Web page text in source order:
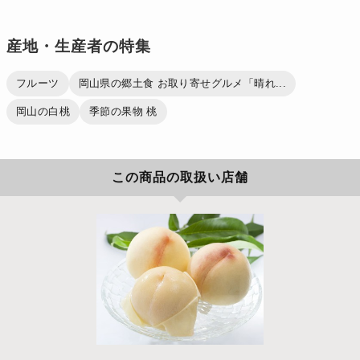
産地・生産者の特集
フルーツ 岡山県の郷土食 お取り寄せグルメ「晴れ...
岡山の白桃 季節の果物 桃
この商品の取扱い店舗